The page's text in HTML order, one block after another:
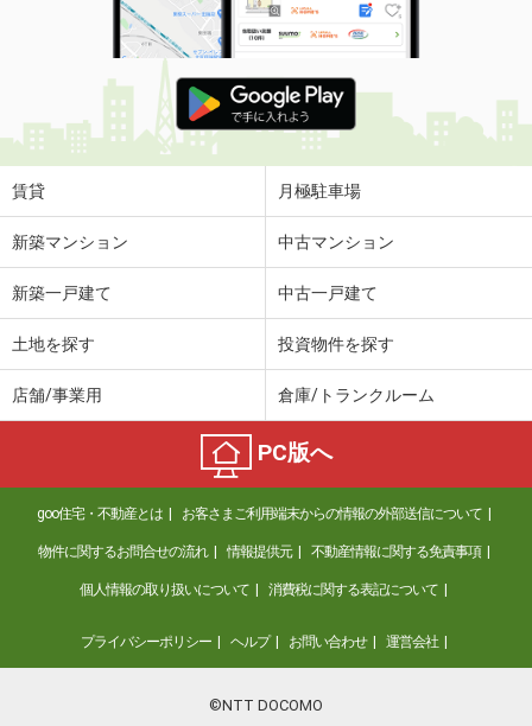
賃貸 月極駐車場
新築マンション 中古マンション
新築一戸建て 中古一戸建て
土地を探す 投資物件を探す
店舗/事業用 倉庫/トランクルーム
PC版へ
goo住宅・不動産とは お客さまご利用端末からの情報の外部送信について
物件に関するお問合せの流れ 情報提供元 不動産情報に関する免責事項
個人情報の取り扱いについて 消費税に関する表記について
プライバシーポリシー ヘルプ お問い合わせ 運営会社
©NTT DOCOMO